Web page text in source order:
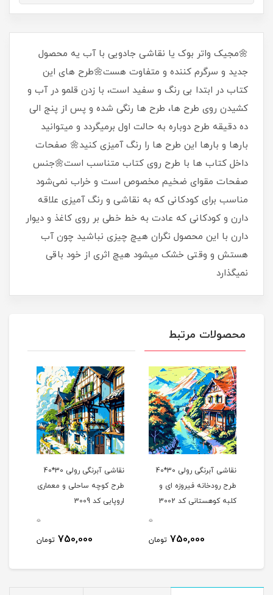
🌼مجیک واتر بوک یا نقاشی جادویی با آب یه محصول
جدید و سرگرم کننده و متفاوت هست🌼طرح های این
کتاب در ابتدا بی رنگ و سفید است، با زدن قلمو در آب و
کشیدن روی طرح ها، طرح ها رنگی شده و پس از پنج الی
ده دقیقه طرح دوباره به حالت اول برمیگردد و میتوانید
بارها و بارها این طرح ها را رنگ آمیزی کنید🌼 صفحات
داخل کتاب ها با طرح روی کتاب متناسب است🌼جنس
صفحات مقوای ضخیم مخصوص است و خراب نمی‌شود
مناسب برای کودکانی که به نقاشی و رنگ آمیزی علاقه
دارن و کودکانی که عادت به خط خطی بر روی کاغذ و دیوار
دارن با این محصول نگران هیچ چیزی نباشید چون آب
هستش و وقتی خشک میشود هیچ اثری از خود باقی
نمیگذارد
محصولات مرتبط
نقاشی آبرنگی رولی 30*40
طرح رودخانه فیروزه ای و
کلبه کوهستانی کد 3002
0
750,000 تومان
نقاشی آبرنگی رولی 30*40
طرح کوچه ساحلی و معماری
اروپایی کد 3009
0
750,000 تومان